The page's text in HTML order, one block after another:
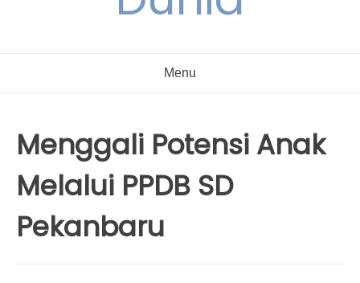
Menu
Menggali Potensi Anak
Melalui PPDB SD
Pekanbaru